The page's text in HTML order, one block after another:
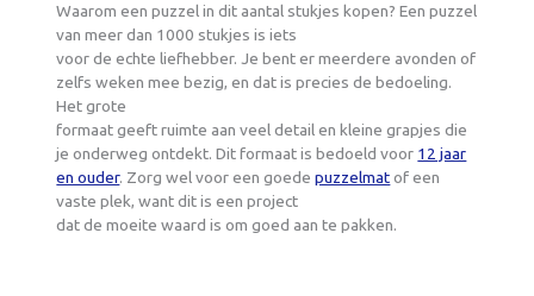
Waarom een puzzel in dit aantal stukjes kopen? Een puzzel
van meer dan 1000 stukjes is iets
voor de echte liefhebber. Je bent er meerdere avonden of
zelfs weken mee bezig, en dat is precies de bedoeling.
Het grote
formaat geeft ruimte aan veel detail en kleine grapjes die
je onderweg ontdekt. Dit formaat is bedoeld voor 12 jaar
en ouder. Zorg wel voor een goedepuzzelmatof een
vaste plek, want dit is een project
dat de moeite waard is om goed aan te pakken.